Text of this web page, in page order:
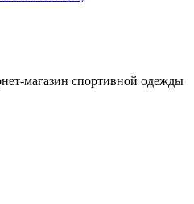
магазин спортивной одежды